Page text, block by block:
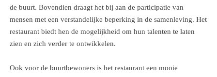
de buurt. Bovendien draagt het bij aan de participatie van
mensen met een verstandelijke beperking in de samenleving. Het
restaurant biedt hen de mogelijkheid om hun talenten te laten
zien en zich verder te ontwikkelen.
Ook voor de buurtbewoners is het restaurant een mooie